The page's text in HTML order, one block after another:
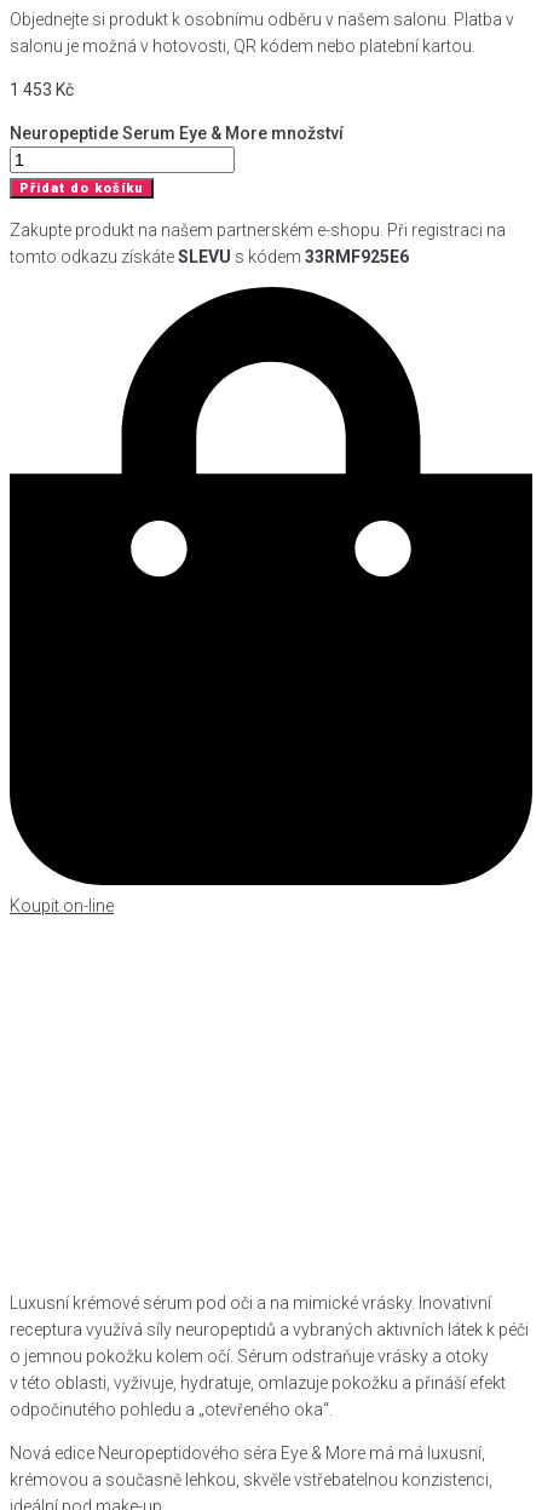
Objednejte si produkt k osobnímu odběru v našem salonu. Platba v
salonu je možná v hotovosti, QR kódem nebo platební kartou.
1 453 Kč
Neuropeptide Serum Eye & More množství
Přidat do košíku
Zakupte produkt na našem partnerském e-shopu. Při registraci na
tomto odkazu získáteSLEVU s kódem 33RMF925E6
Koupit on-line
Luxusní krémové sérum pod oči a na mimické vrásky. Inovativní
receptura využívá síly neuropeptidů a vybraných aktivních látek k péči
o jemnou pokožku kolem očí. Sérum odstraňuje vrásky a otoky
v této oblasti, vyživuje, hydratuje, omlazuje pokožku a přináší efekt
odpočinutého pohledu a „otevřeného oka“.
Nová edice Neuropeptidového séra Eye & More má má luxusní,
krémovou a současně lehkou, skvěle vstřebatelnou konzistenci,